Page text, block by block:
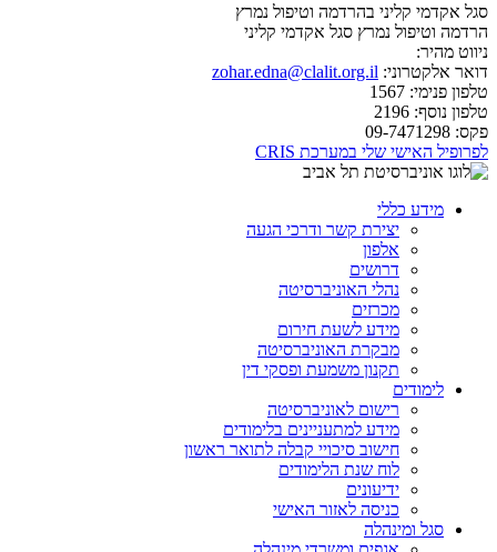
סגל אקדמי קליני בהרדמה וטיפול נמרץ
הרדמה וטיפול נמרץ סגל אקדמי קליני
ניווט מהיר:
דואר אלקטרוני: zohar.edna@clalit.org.il
טלפון פנימי:
טלפון נוסף:
פקס:
לפרופיל האישי שלי במערכת CRIS
מידע כללי
יצירת קשר ודרכי הגעה
אלפון
דרושים
נהלי האוניברסיטה
מכרזים
מידע לשעת חירום
מבקרת האוניברסיטה
תקנון משמעת ופסקי דין
לימודים
רישום לאוניברסיטה
מידע למתעניינים בלימודים
חישוב סיכויי קבלה לתואר ראשון
לוח שנת הלימודים
ידיעונים
כניסה לאזור האישי
סגל ומינהלה